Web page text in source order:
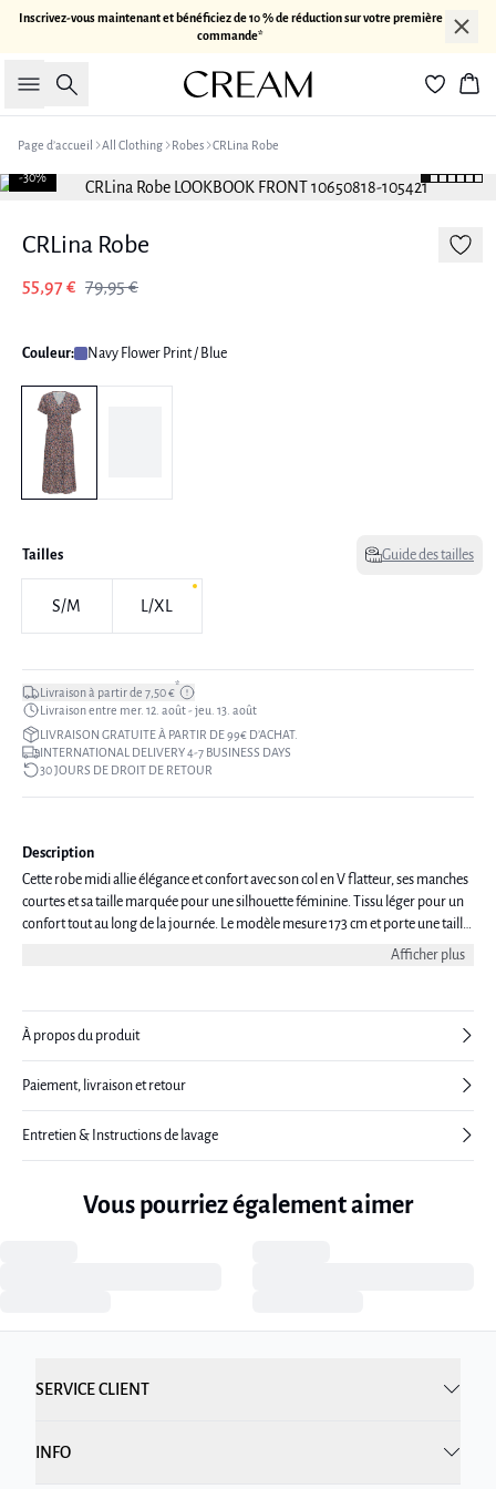
Inscrivez-vous maintenant et bénéficiez de 10 % de réduction sur votre première
commande*
Rechercher
Page d’accueil All Clothing Robes CRLina Robe
-30%
CRLina Robe
55,97 € 79,95 €
Couleur: Navy Flower Print / Blue
Tailles Guide des tailles
S/M L/XL
Livraison à partir de 7,50 €*
Livraison entre mer. 12. août - jeu. 13. août
LIVRAISON GRATUITE À PARTIR DE 99€ D’ACHAT.
INTERNATIONAL DELIVERY 4-7 BUSINESS DAYS
30 JOURS DE DROIT DE RETOUR
Description
Cette robe midi allie élégance et confort avec son col en V flatteur, ses manches
courtes et sa taille marquée pour une silhouette féminine. Tissu léger pour un
confort tout au long de la journée. Le modèle mesure 173 cm et porte une taille
Afficher plus
À propos du produit
Paiement, livraison et retour
Entretien & Instructions de lavage
Vous pourriez également aimer
SERVICE CLIENT
INFO